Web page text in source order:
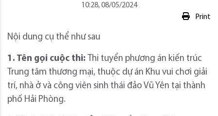
10:28, 08/05/2024
Print
Nội dung cụ thể như sau
1. Tên gọi cuộc thi: Thi tuyển phương án kiến trúc
Trung tâm thương mại, thuộc dự án Khu vui chơi giải
trí, nhà ở và công viên sinh thái đảo Vũ Yên tại thành
phố Hải Phòng.